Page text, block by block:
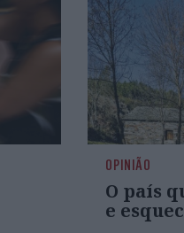
OPINIÃO
O país
e